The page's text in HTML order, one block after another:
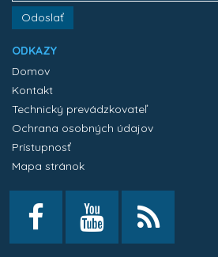
Odoslať
ODKAZY
Domov
Kontakt
Technický prevádzkovateľ
Ochrana osobných údajov
Prístupnosť
Mapa stránok